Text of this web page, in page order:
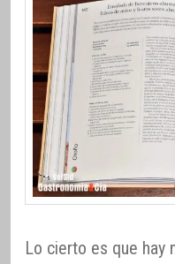
Lo cierto es que hay